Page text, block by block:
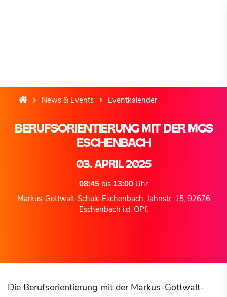
News & Events Eventkalender
BERUFSORIENTIERUNG MIT DER MGS
ESCHENBACH
03. APRIL 2025
08:45 bis 13:00 Uhr
Markus-Gottwalt-Schule Eschenbach, Jahnstr. 15, 92676
Eschenbach i.d. OPf.
Die Berufsorientierung mit der Markus-Gottwalt-